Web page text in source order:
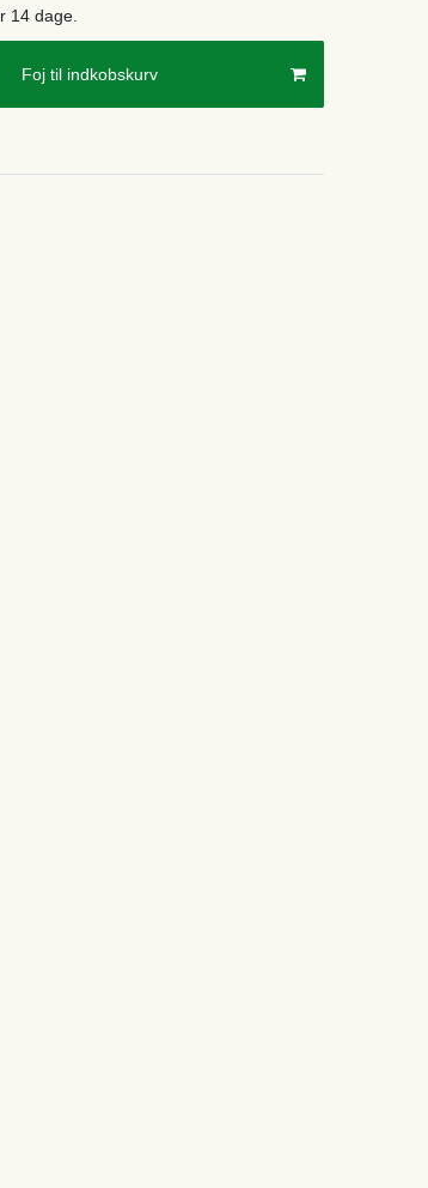
14 dage.
Foj til indkobskurv